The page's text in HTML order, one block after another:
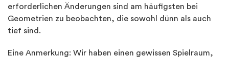
erforderlichen Änderungen sind am häufigsten bei
Geometrien zu beobachten, die sowohl dünn als auch
tief sind.
Eine Anmerkung: Wir haben einen gewissen Spielraum,